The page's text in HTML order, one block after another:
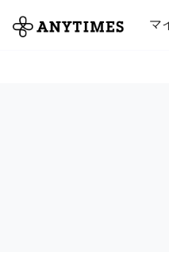
マ
全て